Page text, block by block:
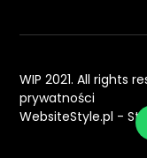
WIP 2021. All rights
prywatności
WebsiteStyle.pl -